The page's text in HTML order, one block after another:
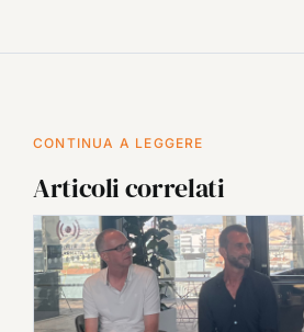
CONTINUA A LEGGERE
Articoli correlati